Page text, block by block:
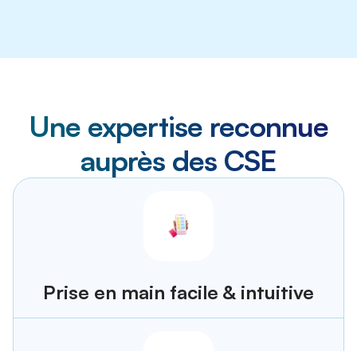
Une expertise reconnue
auprès des CSE
Prise en main facile & intuitive